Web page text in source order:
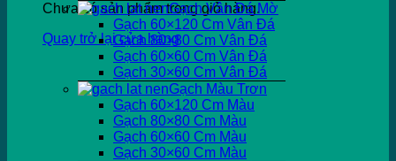
Chưa có sản phẩm trong giỏ hàng.
Quay trở lại cửa hàng
Gạch Vân Đá Mờ
Gạch 60×120 Cm Vân Đá
Gạch 80×80 Cm Vân Đá
Gạch 60×60 Cm Vân Đá
Gạch 30×60 Cm Vân Đá
Gạch Màu Trơn
Gạch 60×120 Cm Màu
Gạch 80×80 Cm Màu
Gạch 60×60 Cm Màu
Gạch 30×60 Cm Màu